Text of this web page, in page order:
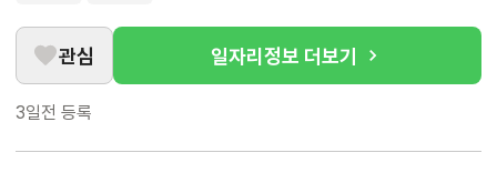
관심 일자리정보 더보기
3일전 등록